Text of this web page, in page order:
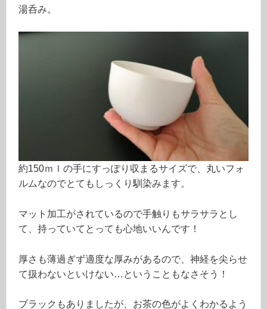
湯呑み。
約150ｍｌの手にすっぽり収まるサイズで、丸いフォ
ルムなのでとてもしっくり馴染みます。
マット加工がされているので手触りもサラサラとし
て、持っていてとっても心地いいんです！
厚さも薄過ぎず適度な厚みがあるので、神経を尖らせ
て扱わないといけない…ということもなさそう！
ブラックもありましたが、お茶の色がよくわかるよう